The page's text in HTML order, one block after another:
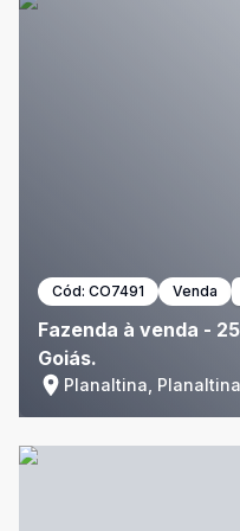
Cód: CO7491 Venda
Fazenda à venda -
Goiás.
Planaltina,